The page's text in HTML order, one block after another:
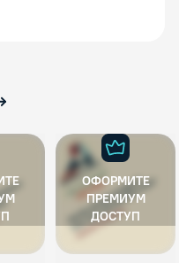
ОФОРМИТЕ
ПРЕМИУМ
ДОСТУП